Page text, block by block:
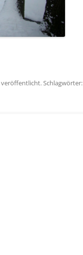
veröffentlicht. Schlagwörter: